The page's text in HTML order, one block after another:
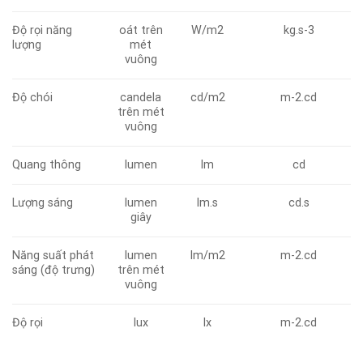
Độ rọi năng
lượng
oát trên
mét
vuông
W/m2 kg.s-3
Độ chói
candela
trên mét
vuông
cd/m2 m-2.cd
Quang thông lumen lm cd
Lượng sáng
lumen
giây
lm.s cd.s
Năng suất phát
sáng (độ trưng)
lumen
trên mét
vuông
lm/m2 m-2.cd
Độ rọi lux lx m-2.cd